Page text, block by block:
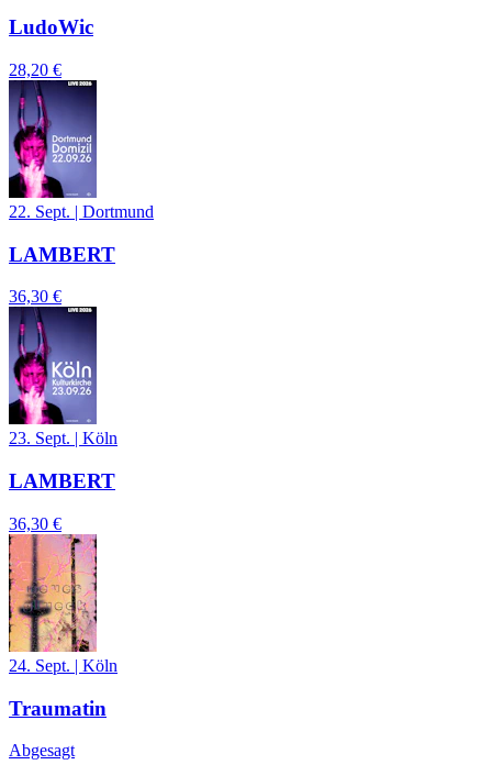
LudoWic
28,20 €
22. Sept. | Dortmund
LAMBERT
36,30 €
23. Sept. | Köln
LAMBERT
36,30 €
24. Sept. | Köln
Traumatin
Abgesagt